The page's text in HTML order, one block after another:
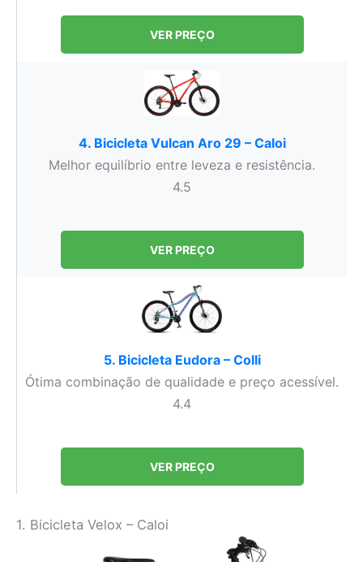
VER PREÇO
4. Bicicleta Vulcan Aro 29 – Caloi
Melhor equilíbrio entre leveza e resistência.
4.5
VER PREÇO
5. Bicicleta Eudora – Colli
Ótima combinação de qualidade e preço acessível.
4.4
VER PREÇO
1. Bicicleta Velox – Caloi